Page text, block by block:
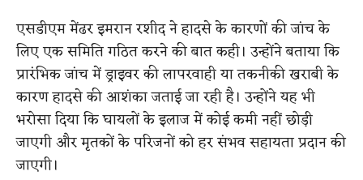
एसडीएम मेंढर इमरान रशीद ने हादसे के कारणों की जांच के
लिए एक समिति गठित करने की बात कही। उन्होंने बताया कि
प्रारंभिक जांच में ड्राइवर की लापरवाही या तकनीकी खराबी के
कारण हादसे की आशंका जताई जा रही है। उन्होंने यह भी
भरोसा दिया कि घायलों के इलाज में कोई कमी नहीं छोड़ी
जाएगी और मृतकों के परिजनों को हर संभव सहायता प्रदान की
जाएगी।